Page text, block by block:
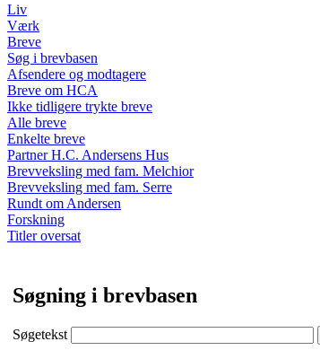
Liv
Værk
Breve
Søg i brevbasen
Afsendere og modtagere
Breve om HCA
Ikke tidligere trykte breve
Alle breve
Enkelte breve
Partner H.C. Andersens Hus
Brevveksling med fam. Melchior
Brevveksling med fam. Serre
Rundt om Andersen
Forskning
Titler oversat
Søgning i brevbasen
Søgetekst